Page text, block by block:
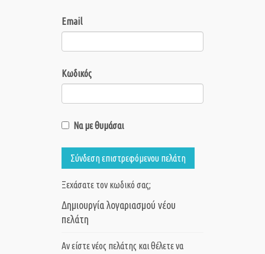
Email
Κωδικός
Να με θυμάσαι
Σύνδεση επιστρεφόμενου πελάτη
Ξεχάσατε τον κωδικό σας;
Δημιουργία λογαριασμού νέου
πελάτη
Αν είστε νέος πελάτης και θέλετε να